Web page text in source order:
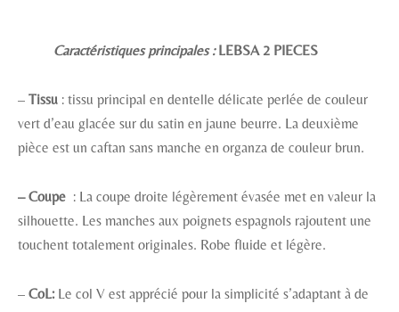
Caractéristiques principales :LEBSA 2 PIECES
– Tissu : tissu principal en dentelle délicate perlée de couleur
vert d’eau glacée sur du satin en jaune beurre. La deuxième
pièce est un caftan sans manche en organza de couleur brun.
– Coupe : La coupe droite légèrement évasée met en valeur la
silhouette. Les manches aux poignets espagnols rajoutent une
touchent totalement originales. Robe fluide et légère.
– CoL: Le col V est apprécié pour la simplicité s’adaptant à de